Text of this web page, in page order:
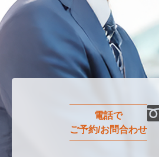
電話で
ご予約/お問合わせ